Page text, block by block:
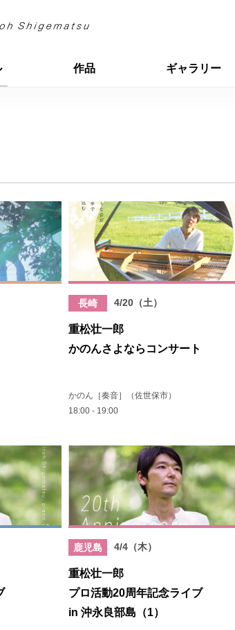
作品 ギャラリー
長崎 4/20（土）
重松壮一郎
かのんさよならコンサート
かのん［奏音］（佐世保市）
18:00 - 19:00
鹿児島 4/4（木）
重松壮一郎
プロ活動20周年記念ライブ
in 沖永良部島（1）